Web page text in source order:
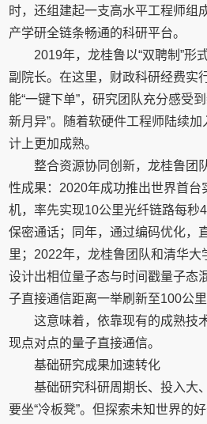
时，还组建起一支高水平工程师组
产学研全链条畅通的科研平台。
2019年，龙桂鲁以“双聘制”形
副院长。在这里，财政科研经费实
能“一键下单”，研究团队充分感受
新月异”。随着软硬件工程师陆续
计上更加成熟。
整合资源协同创新，龙桂鲁团
性成果：2020年成功推出世界首台
机，率先实现10公里光纤链路每秒
保密通话；同年，通过编码优化，
里；2022年，龙桂鲁团队和清华大
设计出相位量子态与时间戳量子态
子直接通信距离一举刷新至100公
这意味着，依靠现有的成熟技
现点对点的量子直接通信。
基础研究成果加速转化
基础研究科研周期长、投入大
要坐“冷板凳”。但探索未知世界的